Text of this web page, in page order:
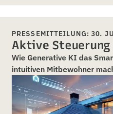
PRESSEMITTEILUNG: 30.
Aktive
Wie Generative KI das
intuitiven Mitbewohner